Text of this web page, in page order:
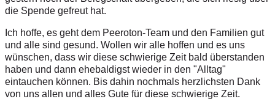
die Spende gefreut hat.
Ich hoffe, es geht dem Peeroton-Team und den Familien gut
und alle sind gesund. Wollen wir alle hoffen und es uns
wünschen, dass wir diese schwierige Zeit bald überstanden
haben und dann ehebaldigst wieder in den "Alltag"
eintauchen können. Bis dahin nochmals herzlichsten Dank
von uns allen und alles Gute für diese schwierige Zeit.